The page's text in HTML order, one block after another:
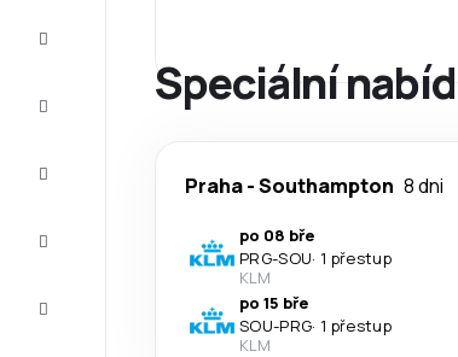
Speciální
Praha-Southampton 8 dni
po 08 bře
PRG-SOU· 1 přestup
KLM
po 15 bře
SOU-PRG· 1 přestup
KLM